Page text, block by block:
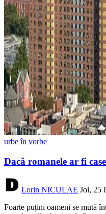
urbe în vorbe
Dacă romanele ar fi
Lorin NICULAE Joi, 25
Foarte puțini oameni se mută